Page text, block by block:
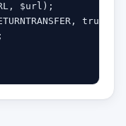
$url);
true);